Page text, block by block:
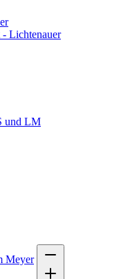
- Lichtenauer
und LM
Meyer